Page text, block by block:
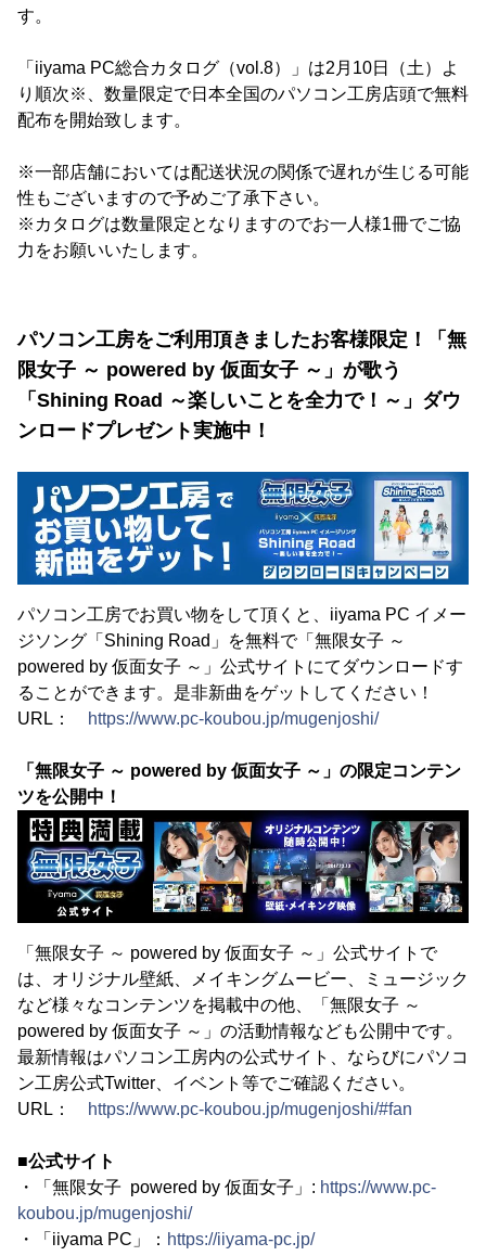
す。
「iiyama PC総合カタログ（vol.8）」は2月10日（土）よ
り順次※、数量限定で日本全国のパソコン工房店頭で無料
配布を開始致します。
※一部店舗においては配送状況の関係で遅れが生じる可能
性もございますので予めご了承下さい。
※カタログは数量限定となりますのでお一人様1冊でご協
力をお願いいたします。
パソコン工房をご利用頂きましたお客様限定！「無
限女子 ～ powered by 仮面女子 ～」が歌う
「Shining Road ～楽しいことを全力で！～」ダウ
ンロードプレゼント実施中！
パソコン工房でお買い物をして頂くと、iiyama PC イメー
ジソング「Shining Road」を無料で「無限女子 ～
powered by 仮面女子 ～」公式サイトにてダウンロードす
ることができます。是非新曲をゲットしてください！
URL：
https://www.pc-koubou.jp/mugenjoshi/
「無限女子 ～ powered by 仮面女子 ～」の限定コンテン
ツを公開中！
「無限女子 ～ powered by 仮面女子 ～」公式サイトで
は、オリジナル壁紙、メイキングムービー、ミュージック
など様々なコンテンツを掲載中の他、「無限女子 ～
powered by 仮面女子 ～」の活動情報なども公開中です。
最新情報はパソコン工房内の公式サイト、ならびにパソコ
ン工房公式Twitter、イベント等でご確認ください。
URL：
https://www.pc-koubou.jp/mugenjoshi/#fan
■公式サイト
・「無限女子 powered by 仮面女子」: https://www.pc-
koubou.jp/mugenjoshi/
・「iiyama PC」： https://iiyama-pc.jp/